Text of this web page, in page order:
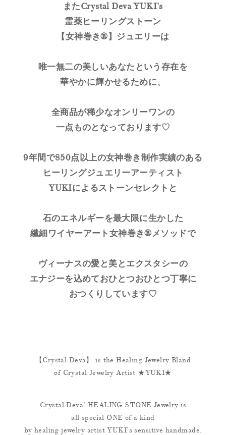
またCrystal Deva YUKI’s
霊薬ヒーリングストーン
【女神巻き®】ジュエリーは
唯一無二の美しいあなたという存在を
華やかに輝かせるために、
全商品が稀少なオンリーワンの
一点ものとなっております♡
9年間で850点以上の女神巻き制作実績のある
ヒーリングジュエリーアーティスト
YUKIによるストーンセレクトと
石のエネルギーを最大限に生かした
繊細ワイヤーアート女神巻き®メソッドで
ヴィーナスの愛と美とエクスタシーの
エナジーを込めておひとつおひとつ丁寧に
おつくりしています♡
【Crystal Deva】 is the Healing Jewelry Bland
of Crystal Jewelry Artist ★YUKI★
Crystal Deva’ HEALING STONE Jewelry is
all special ONE of a kind
by healing jewelry artist YUKI’s sensitive handmade.